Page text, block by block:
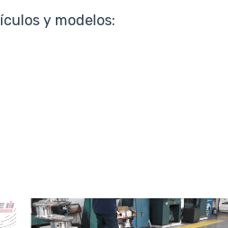
y modelos: